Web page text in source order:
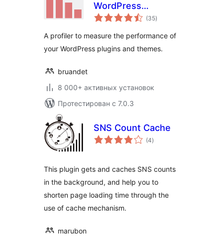
WordPress
Performance
Debugging Made
Easy
(35общий
рейтинг
)
A profiler to measure the performance of
your WordPress plugins and themes.
bruandet
8 000+ активных установок
Протестирован с 7.0.3
SNS Count Cache
(4общий
рейтинг
)
This plugin gets and caches SNS counts
in the background, and help you to
shorten page loading time through the
use of cache mechanism.
marubon